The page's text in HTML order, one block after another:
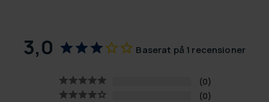
3,0 Baserat på 1 recensioner
0
0